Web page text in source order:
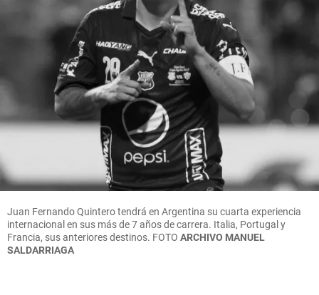
Juan Fernando Quintero tendrá en Argentina su cuarta experiencia
internacional en sus más de 7 años de carrera. Italia, Portugal y
Francia, sus anteriores destinos. FOTO ARCHIVO MANUEL
SALDARRIAGA